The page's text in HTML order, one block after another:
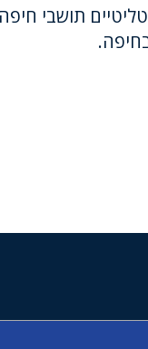
תושבי חיפה